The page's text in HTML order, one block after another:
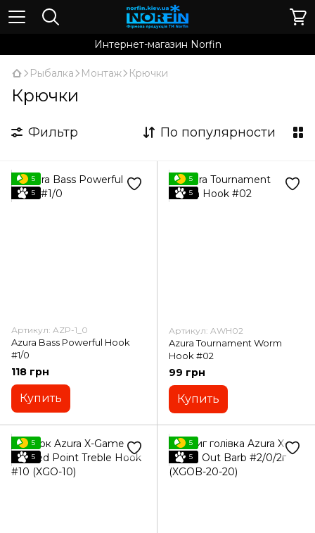
Интернет-магазин Norfin
Рыбалка Монтаж Крючки
Крючки
Фильтр По популярности
5
5
Артикул: AZP-1_0
Azura Bass Powerful Hook
#1/0
118 грн
Купить
5
5
Артикул: AWH02
Azura Tournament Worm
Hook #02
99 грн
Купить
5
5
5
5